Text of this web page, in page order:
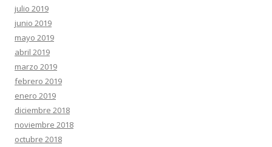
julio 2019
junio 2019
mayo 2019
abril 2019
marzo 2019
febrero 2019
enero 2019
diciembre 2018
noviembre 2018
octubre 2018